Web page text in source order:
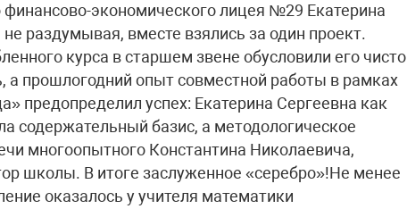
экономического лицея №29 Екатерина
раздумывая, вместе взялись за один проект.
курса в старшем звене обусловили его чисто
а прошлогодний опыт совместной работы в рамках
предопределил успех: Екатерина Сергеевна как
содержательный базис, а методологическое
многоопытного Константина Николаевича,
школы. В итоге заслуженное «серебро»!Не менее
оказалось у учителя математики